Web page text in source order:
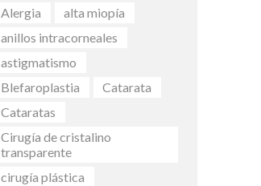
Alergia
alta miopía
anillos intracorneales
astigmatismo
Blefaroplastia
Catarata
Cataratas
Cirugía de cristalino
transparente
cirugía plástica